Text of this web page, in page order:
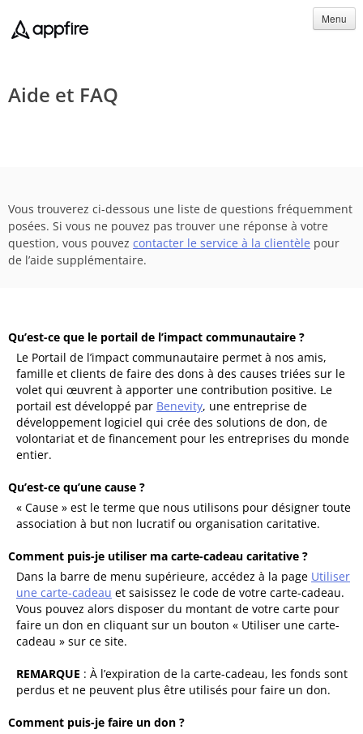
Menu
Aide et FAQ
Vous trouverez ci-dessous une liste de questions fréquemment
posées. Si vous ne pouvez pas trouver une réponse à votre
question, vous pouvez contacter le service à la clientèle pour
de l’aide supplémentaire.
Qu’est-ce que le portail de l’impact communautaire ?
Le Portail de l’impact communautaire permet à nos amis,
famille et clients de faire des dons à des causes triées sur le
volet qui œuvrent à apporter une contribution positive. Le
portail est développé par Benevity, une entreprise de
développement logiciel qui crée des solutions de don, de
volontariat et de financement pour les entreprises du monde
entier.
Qu’est-ce qu’une cause ?
« Cause » est le terme que nous utilisons pour désigner toute
association à but non lucratif ou organisation caritative.
Comment puis-je utiliser ma carte-cadeau caritative ?
Dans la barre de menu supérieure, accédez à la page Utiliser
une carte-cadeau et saisissez le code de votre carte-cadeau.
Vous pouvez alors disposer du montant de votre carte pour
faire un don en cliquant sur un bouton « Utiliser une carte-
cadeau » sur ce site.
REMARQUE : À l’expiration de la carte-cadeau, les fonds sont
perdus et ne peuvent plus être utilisés pour faire un don.
Comment puis-je faire un don ?